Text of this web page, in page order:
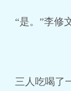
“是。”李修
三人吃喝了